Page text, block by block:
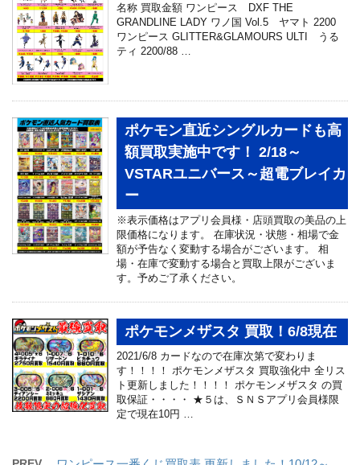
名称 買取金額 ワンピース DXF THE
GRANDLINE LADY ワノ国 Vol.5 ヤマト 2200
ワンピース GLITTER&GLAMOURS ULTI うる
ティ 2200/88 …
ポケモン直近シングルカードも高
額買取実施中です！ 2/18～
VSTARユニバース～超電ブレイカ
ー
※表示価格はアプリ会員様・店頭買取の美品の上
限価格になります。 在庫状況・状態・相場で金
額が予告なく変動する場合がございます。 相
場・在庫で変動する場合と買取上限がございま
す。予めご了承ください。
ポケモンメザスタ 買取！6/8現在
2021/6/8 カードなので在庫次第で変わりま
す！！！！ ポケモンメザスタ 買取強化中 全リス
ト更新しました！！！！ ポケモンメザスタ の買
取保証・・・・ ★５は、ＳＮＳアプリ会員様限
定で現在10円 …